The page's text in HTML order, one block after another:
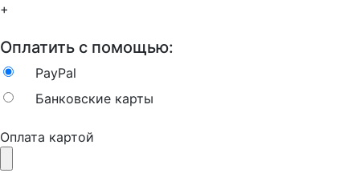
+
Оплатить с помощью:
PayPal
Банковские карты
Оплата картой